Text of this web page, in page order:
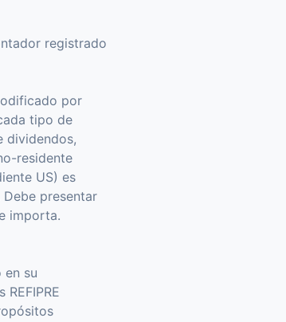
registrado
por
tipo de
dividendos,
residente
US) es
presentar
importa.
en su